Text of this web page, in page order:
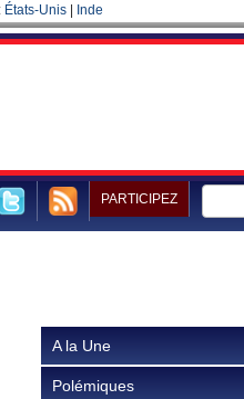
États-Unis Inde
PARTICIPEZ
A la Une
Polémiques